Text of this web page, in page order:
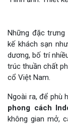
Những đặc
kế khách sạn
dương, bố trí
trúc thuần chất
cổ Việt Nam.
Ngoài ra, để phù
phong cách
không gian mở,